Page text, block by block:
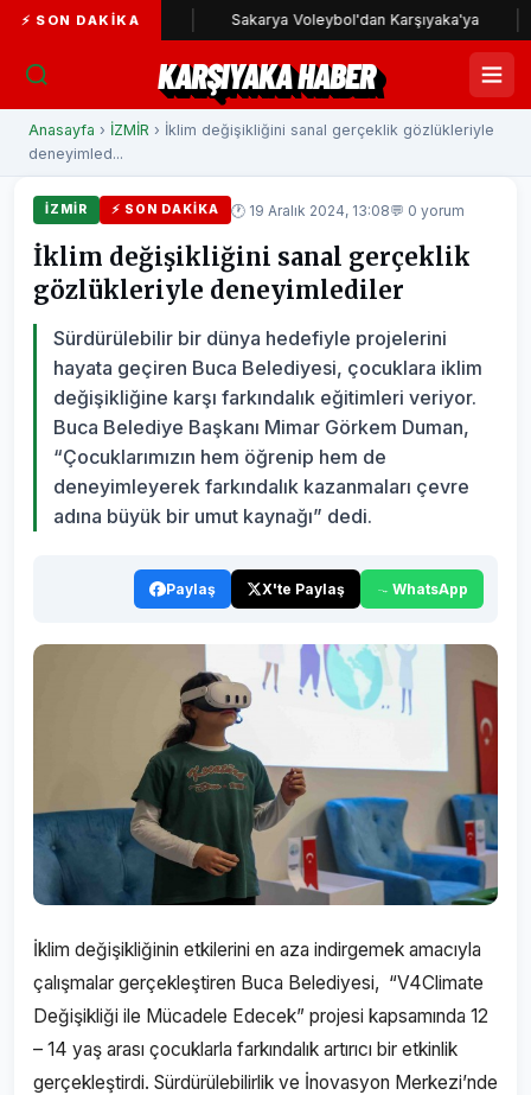
⚡ SON DAKIKA
yolunda Sakarya Voleybol'dan Karşıyaka'ya
KARŞIYAKA HABER
Anasayfa › İZMİR › İklim değişikliğini sanal gerçeklik gözlükleriyle
deneyimled...
İZMİR ⚡ SON DAKIKA 🕐 19 Aralık 2024, 13:08💬 0 yorum
İklim değişikliğini sanal gerçeklik
gözlükleriyle deneyimlediler
Sürdürülebilir bir dünya hedefiyle projelerini
hayata geçiren Buca Belediyesi, çocuklara iklim
değişikliğine karşı farkındalık eğitimleri veriyor.
Buca Belediye Başkanı Mimar Görkem Duman,
“Çocuklarımızın hem öğrenip hem de
deneyimleyerek farkındalık kazanmaları çevre
adına büyük bir umut kaynağı” dedi.
Paylaş X'te Paylaş WhatsApp
İklim değişikliğinin etkilerini en aza indirgemek amacıyla
çalışmalar gerçekleştiren Buca Belediyesi, “V4Climate
Değişikliği ile Mücadele Edecek” projesi kapsamında 12
– 14 yaş arası çocuklarla farkındalık artırıcı bir etkinlik
gerçekleştirdi. Sürdürülebilirlik ve İnovasyon Merkezi’nde